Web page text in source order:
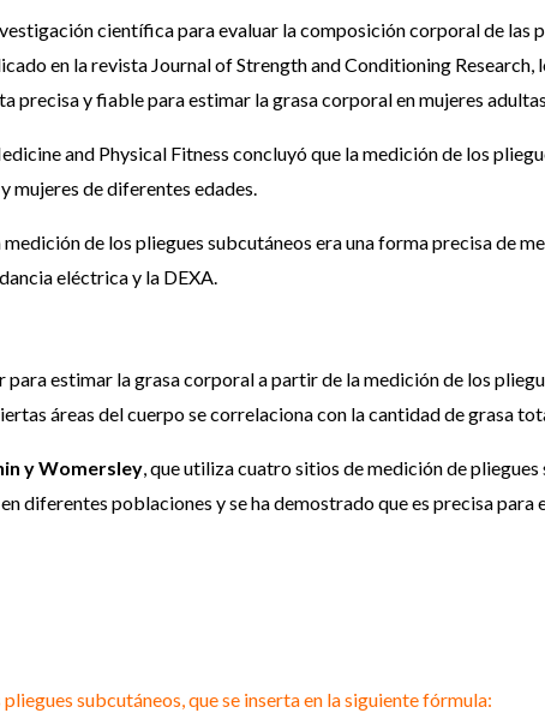
científica para evaluar la composición corporal de las
en la revista Journal of Strength and Conditioning
precisa y fiable para estimar la grasa corporal en mujeres
and Physical Fitness concluyó que la medición de los
mujeres de diferentes edades.
de los pliegues subcutáneos era una forma precisa de
eléctrica y la DEXA.
estimar la grasa corporal a partir de la medición de los
áreas del cuerpo se correlaciona con la cantidad de grasa
y Womersley, que utiliza cuatro sitios de medición de
diferentes poblaciones y se ha demostrado que es precisa
subcutáneos, que se inserta en la siguiente fórmula: